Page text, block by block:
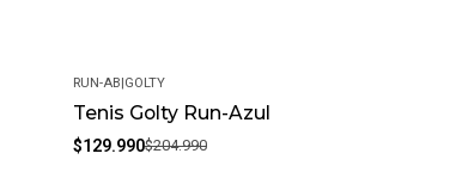
-37%
RUN-AB|GOLTY
Tenis Golty Run-Azul
$129.990$204.990